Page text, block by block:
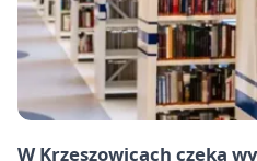
W Krzeszowicach czeka